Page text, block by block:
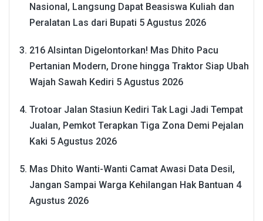
Nasional, Langsung Dapat Beasiswa Kuliah dan
Peralatan Las dari Bupati 5 Agustus 2026
216 Alsintan Digelontorkan! Mas Dhito Pacu
Pertanian Modern, Drone hingga Traktor Siap Ubah
Wajah Sawah Kediri 5 Agustus 2026
Trotoar Jalan Stasiun Kediri Tak Lagi Jadi Tempat
Jualan, Pemkot Terapkan Tiga Zona Demi Pejalan
Kaki 5 Agustus 2026
Mas Dhito Wanti-Wanti Camat Awasi Data Desil,
Jangan Sampai Warga Kehilangan Hak Bantuan 4
Agustus 2026